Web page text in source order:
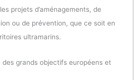
projets d’aménagements, de
ou de prévention, que ce soit en
ultramarins.
des grands objectifs européens et